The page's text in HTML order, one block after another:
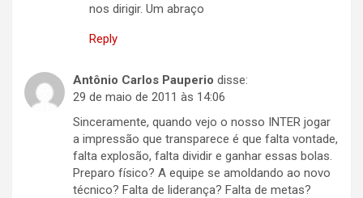
nos dirigir. Um abraço
Reply
Antônio Carlos Pauperio disse:
29 de maio de 2011 às 14:06
Sinceramente, quando vejo o nosso INTER jogar
a impressão que transparece é que falta vontade,
falta explosão, falta dividir e ganhar essas bolas.
Preparo físico? A equipe se amoldando ao novo
técnico? Falta de liderança? Falta de metas?